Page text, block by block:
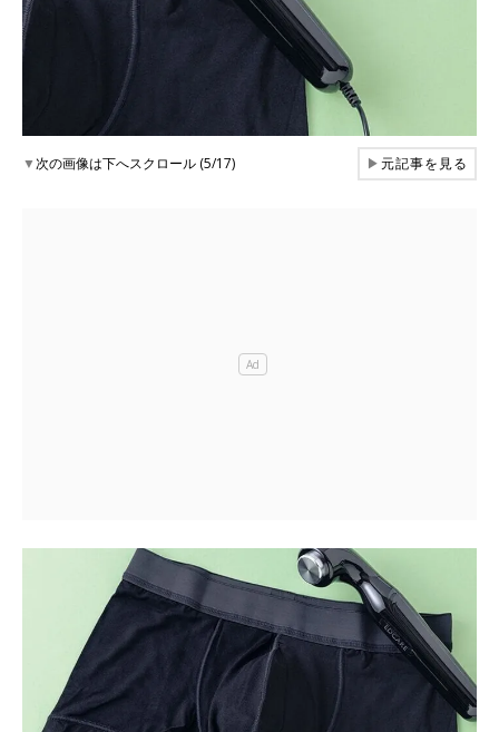
▼次の画像は下へスクロール (5/17) ▶元記事を見る